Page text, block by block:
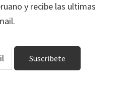
y recibe las ultimas